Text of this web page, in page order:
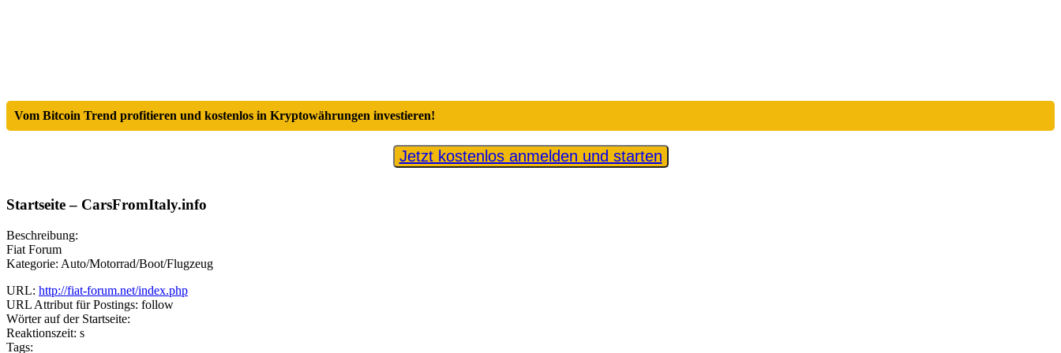
Vom Bitcoin Trend profitieren und kostenlos in Kryptowährungen investieren!
Jetzt kostenlos anmelden und starten
Startseite – CarsFromItaly.info
Beschreibung:
Fiat Forum
Kategorie: Auto/Motorrad/Boot/Flugzeug
URL: http://fiat-forum.net/index.php
URL Attribut für Postings: follow
Wörter auf der Startseite:
Reaktionszeit: s
Tags: